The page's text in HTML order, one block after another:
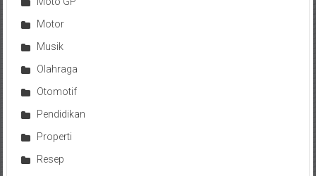
Motor
Musik
Olahraga
Otomotif
Pendidikan
Properti
Resep